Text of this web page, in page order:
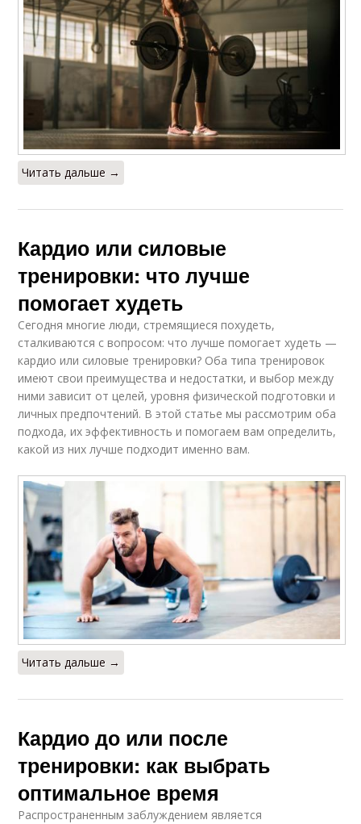
Читать дальше →
Кардио или силовые
тренировки: что лучше
помогает худеть
Сегодня многие люди, стремящиеся похудеть,
сталкиваются с вопросом: что лучше помогает худеть —
кардио или силовые тренировки? Оба типа тренировок
имеют свои преимущества и недостатки, и выбор между
ними зависит от целей, уровня физической подготовки и
личных предпочтений. В этой статье мы рассмотрим оба
подхода, их эффективность и помогаем вам определить,
какой из них лучше подходит именно вам.
Читать дальше →
Кардио до или после
тренировки: как выбрать
оптимальное время
Распространенным заблуждением является